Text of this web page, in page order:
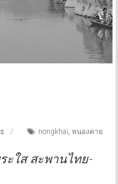
nongkhai, หนองคาย
ะใส สะพานไทย-